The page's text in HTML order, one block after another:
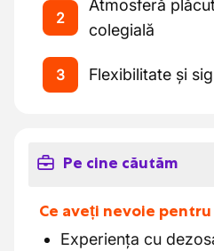
2
Atmosferă
colegială
3 Flexibilitate și
Pe cine căutăm
Ce aveți nevoie
Experiența cu